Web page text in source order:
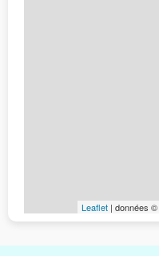
Leaflet | données ©